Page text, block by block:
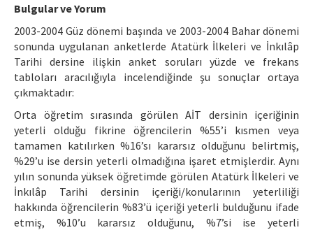
Bulgular ve Yorum
2003-2004 Güz dönemi başında ve 2003-2004 Bahar dönemi
sonunda uygulanan anketlerde Atatürk İlkeleri ve İnkılâp
Tarihi dersine ilişkin anket soruları yüzde ve frekans
tabloları aracılığıyla incelendiğinde şu sonuçlar ortaya
çıkmaktadır:
Orta öğretim sırasında görülen AİT dersinin içeriğinin
yeterli olduğu fikrine öğrencilerin %55’i kısmen veya
tamamen katılırken %16’sı kararsız olduğunu belirtmiş,
%29’u ise dersin yeterli olmadığına işaret etmişlerdir. Aynı
yılın sonunda yüksek öğretimde görülen Atatürk İlkeleri ve
İnkılâp Tarihi dersinin içeriği/konularının yeterliliği
hakkında öğrencilerin %83’ü içeriği yeterli bulduğunu ifade
etmiş, %10’u kararsız olduğunu, %7’si ise yeterli